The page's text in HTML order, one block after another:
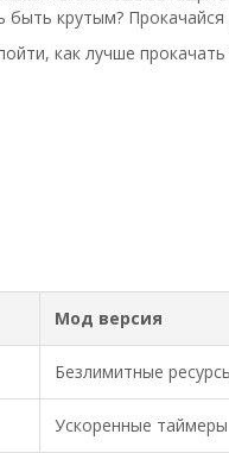
быть крутым?
как лучше прокачать
Мод версия
Безлимитные
Ускоренные таймеры